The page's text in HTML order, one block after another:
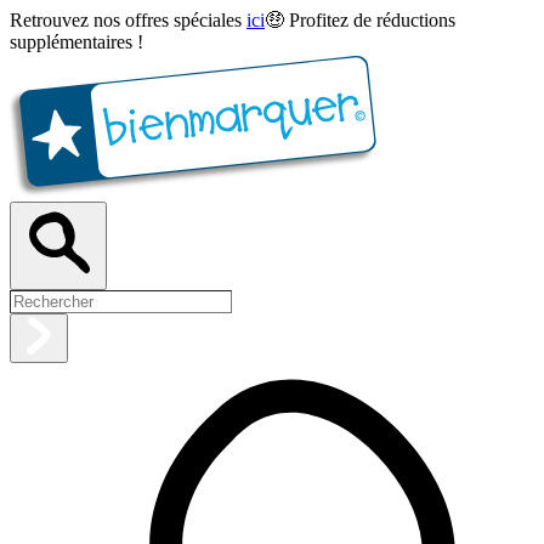
Retrouvez nos offres spéciales ici🤑 Profitez de réductions
supplémentaires !